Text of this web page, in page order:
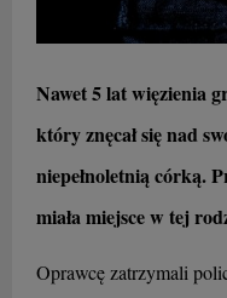
Nawet 5 lat więzienia
który znęcał się nad
niepełnoletnią córką.
miała miejsce w tej
Oprawcę zatrzymali